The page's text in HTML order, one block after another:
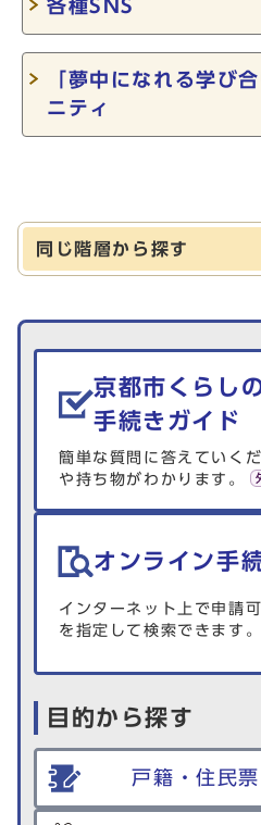
各種SNS
「夢中になれる学び
ニティ
同じ階層から探す
生活情報を探す
京都市くらし
手続きガイド
簡単な質問に答えていく
や持ち物がわかります。
オンライン手
インターネット上で申請
を指定して検索できます。
目的から探す
戸籍・住民